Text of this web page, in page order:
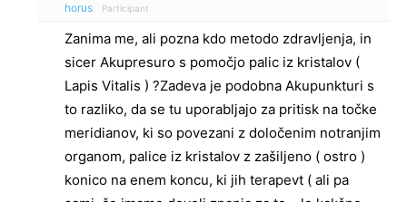
horus Participant
Zanima me, ali pozna kdo metodo zdravljenja, in
sicer Akupresuro s pomočjo palic iz kristalov (
Lapis Vitalis ) ?Zadeva je podobna Akupunkturi s
to razliko, da se tu uporabljajo za pritisk na točke
meridianov, ki so povezani z določenim notranjim
organom, palice iz kristalov z zašiljeno ( ostro )
konico na enem koncu, ki jih terapevt ( ali pa